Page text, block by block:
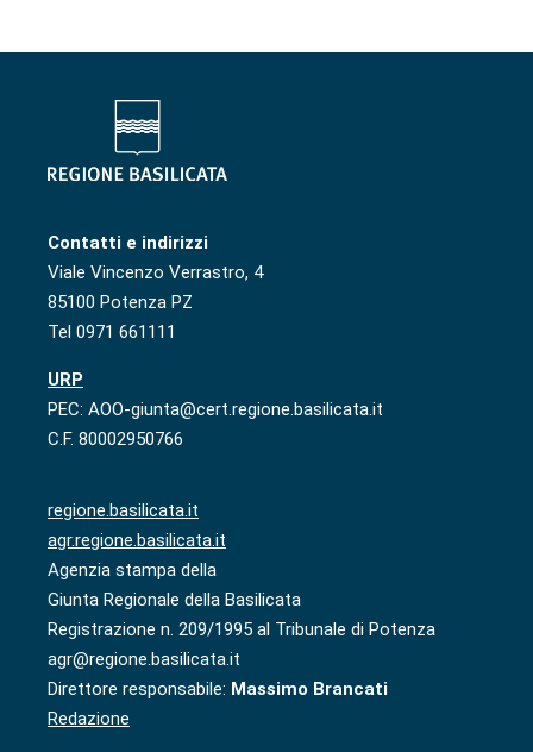
Contatti e indirizzi
Viale Vincenzo Verrastro, 4
85100 Potenza PZ
Tel 0971 661111
URP
PEC: AOO-giunta@cert.regione.basilicata.it
C.F. 80002950766
regione.basilicata.it
agr.regione.basilicata.it
Agenzia stampa della
Giunta Regionale della Basilicata
Registrazione n. 209/1995 al Tribunale di Potenza
agr@regione.basilicata.it
Direttore responsabile: Massimo Brancati
Redazione